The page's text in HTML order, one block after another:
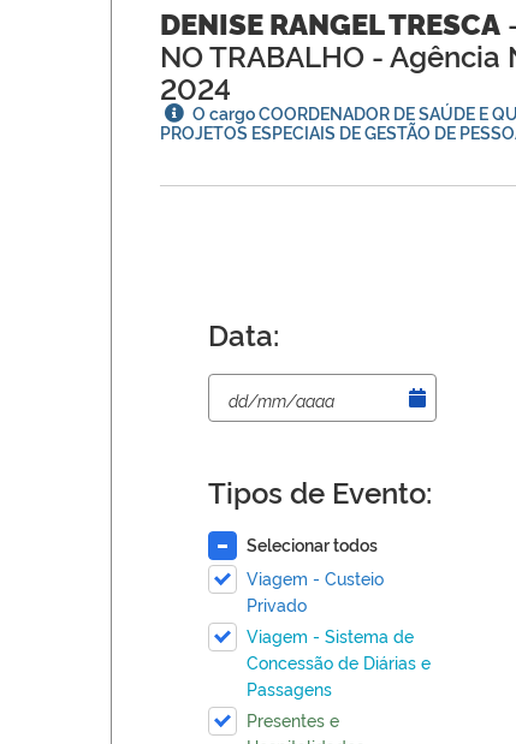
DENISE RANGEL TRESCA
NO TRABALHO - Agência
2024
O cargo COORDENADOR DE SAÚDE E
PROJETOS ESPECIAIS DE GESTÃO DE
Data:
Tipos de Evento:
Selecionar todos
Viagem - Custeio
Privado
Viagem - Sistema de
Concessão de Diárias e
Passagens
Presentes e